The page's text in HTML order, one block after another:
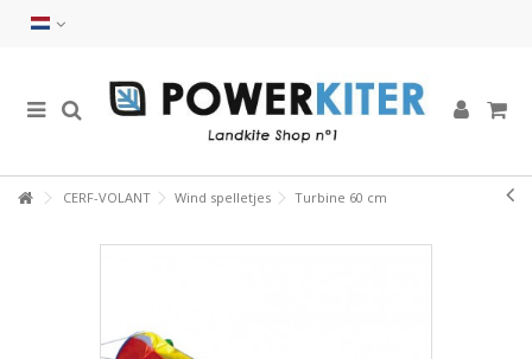
CERF-VOLANT Wind spelletjes Turbine 60 cm